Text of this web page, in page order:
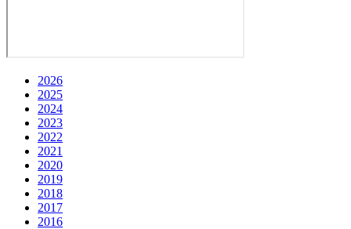
2026
2025
2024
2023
2022
2021
2020
2019
2018
2017
2016